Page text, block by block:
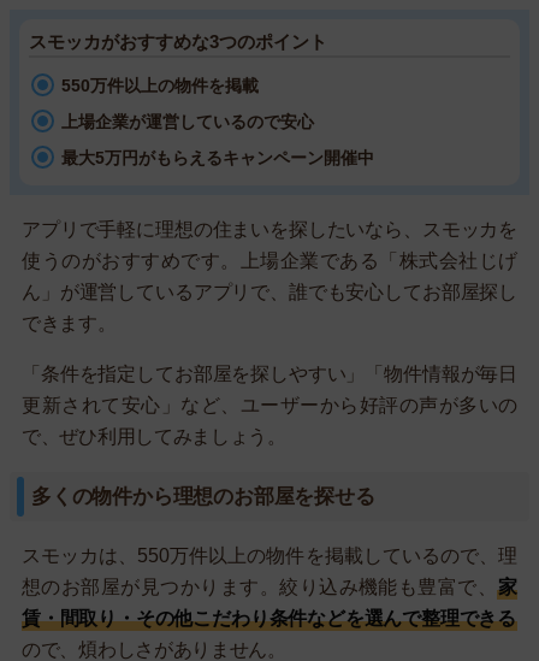
スモッカがおすすめな3つのポイント
550万件以上の物件を掲載
上場企業が運営しているので安心
最大5万円がもらえるキャンペーン開催中
アプリで手軽に理想の住まいを探したいなら、スモッカを
使うのがおすすめです。上場企業である「株式会社じげ
ん」が運営しているアプリで、誰でも安心してお部屋探し
できます。
「条件を指定してお部屋を探しやすい」「物件情報が毎日
更新されて安心」など、ユーザーから好評の声が多いの
で、ぜひ利用してみましょう。
多くの物件から理想のお部屋を探せる
スモッカは、550万件以上の物件を掲載しているので、理
想のお部屋が見つかります。絞り込み機能も豊富で、家
賃・間取り・その他こだわり条件などを選んで整理できる
ので、煩わしさがありません。